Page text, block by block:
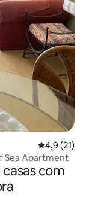
4,9 de uma
4,9 (21)
Sea Apartment
com